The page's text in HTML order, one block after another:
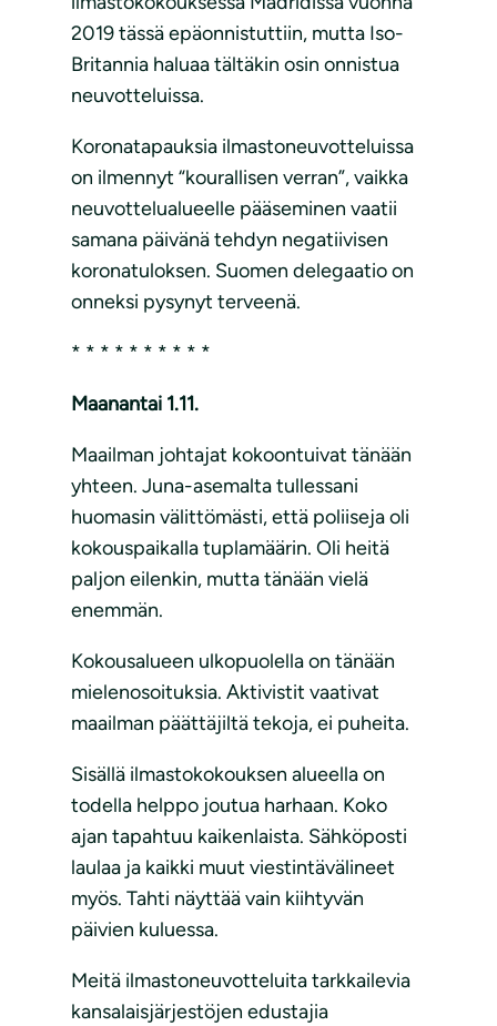
2019 tässä epäonnistuttiin, mutta Iso-
Britannia haluaa tältäkin osin onnistua
neuvotteluissa.
Koronatapauksia ilmastoneuvotteluissa
on ilmennyt “kourallisen verran”, vaikka
neuvottelualueelle pääseminen vaatii
samana päivänä tehdyn negatiivisen
koronatuloksen. Suomen delegaatio on
onneksi pysynyt terveenä.
* * * * * * * * * *
Maanantai 1.11.
Maailman johtajat kokoontuivat tänään
yhteen. Juna-asemalta tullessani
huomasin välittömästi, että poliiseja oli
kokouspaikalla tuplamäärin. Oli heitä
paljon eilenkin, mutta tänään vielä
enemmän.
Kokousalueen ulkopuolella on tänään
mielenosoituksia. Aktivistit vaativat
maailman päättäjiltä tekoja, ei puheita.
Sisällä ilmastokokouksen alueella on
todella helppo joutua harhaan. Koko
ajan tapahtuu kaikenlaista. Sähköposti
laulaa ja kaikki muut viestintävälineet
myös. Tahti näyttää vain kiihtyvän
päivien kuluessa.
Meitä ilmastoneuvotteluita tarkkailevia
kansalaisjärjestöjen edustajia